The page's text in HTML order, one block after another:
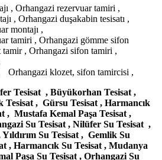
, Orhangazi rezervuar tamiri ,
, Orhangazi duşakabin tesisatı ,
montajı ,
tamiri , Orhangazi gömme sifon
tamir , Orhangazi sifon tamiri ,
Orhangazi klozet, sifon tamircisi ,
Tesisat , Büyükorhan Tesisat ,
Tesisat , Gürsu Tesisat , Harmancık
, Mustafa Kemal Paşa Tesisat ,
Su Tesisat , Nilüfer Su Tesisat ,
Su Tesisat , Gemlik Su
, Harmancık Su Tesisat , Mudanya
Paşa Su Tesisat , Orhangazi Su